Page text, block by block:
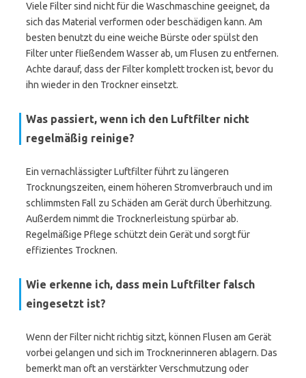
Viele Filter sind nicht für die Waschmaschine geeignet, da
sich das Material verformen oder beschädigen kann. Am
besten benutzt du eine weiche Bürste oder spülst den
Filter unter fließendem Wasser ab, um Flusen zu entfernen.
Achte darauf, dass der Filter komplett trocken ist, bevor du
ihn wieder in den Trockner einsetzt.
Was passiert, wenn ich den Luftfilter nicht
regelmäßig reinige?
Ein vernachlässigter Luftfilter führt zu längeren
Trocknungszeiten, einem höheren Stromverbrauch und im
schlimmsten Fall zu Schäden am Gerät durch Überhitzung.
Außerdem nimmt die Trocknerleistung spürbar ab.
Regelmäßige Pflege schützt dein Gerät und sorgt für
effizientes Trocknen.
Wie erkenne ich, dass mein Luftfilter falsch
eingesetzt ist?
Wenn der Filter nicht richtig sitzt, können Flusen am Gerät
vorbei gelangen und sich im Trocknerinneren ablagern. Das
bemerkt man oft an verstärkter Verschmutzung oder